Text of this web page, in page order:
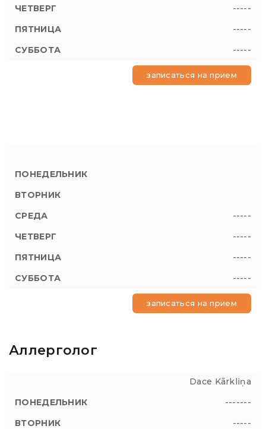
-----
-----
-----
записаться на прием
-----
-----
-----
-----
записаться на прием
Аллерголог
Dace Kārkliņa
-------
-----